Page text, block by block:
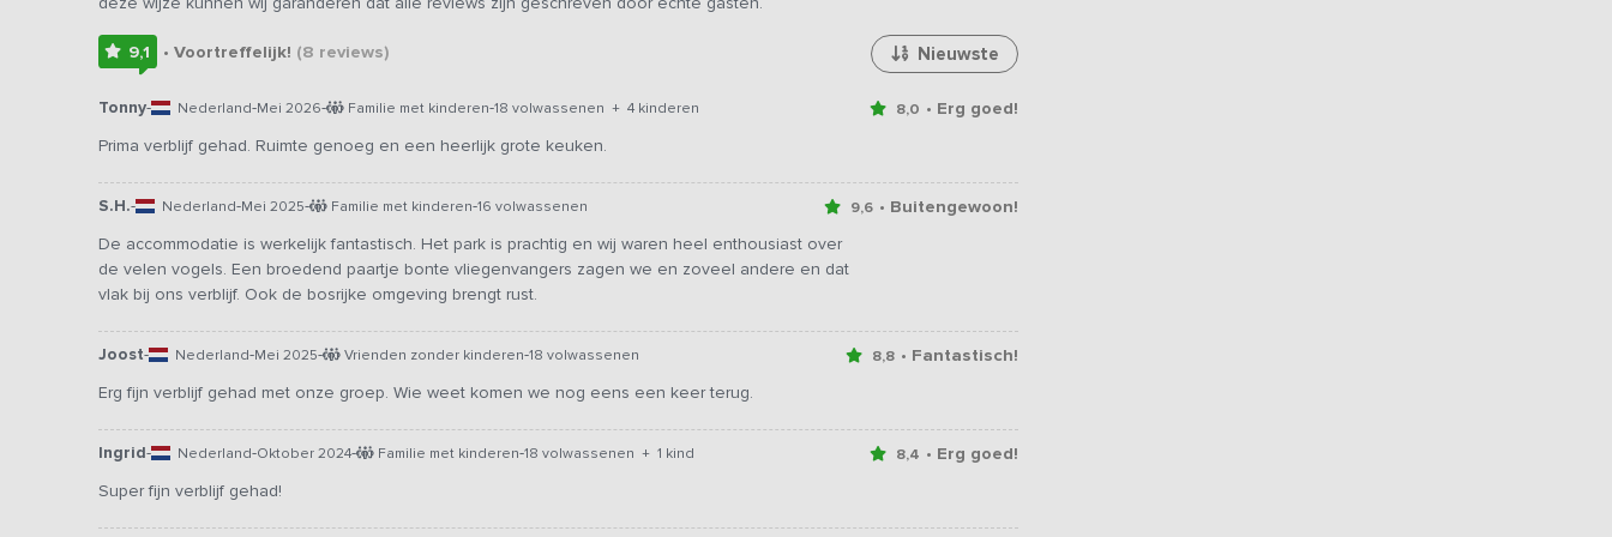
9,1 • Voortreffelijk! (8 reviews) Nieuwste
Tonny- Nederland-Mei 2026- Familie met kinderen-18 volwassenen + 4 kinderen 8,0 • Erg goed!
Prima verblijf gehad. Ruimte genoeg en een heerlijk grote keuken.
S.H.- Nederland-Mei 2025- Familie met kinderen-16 volwassenen 9,6 • Buitengewoon!
De accommodatie is werkelijk fantastisch. Het park is prachtig en wij waren heel enthousiast over
de velen vogels. Een broedend paartje bonte vliegenvangers zagen we en zoveel andere en dat
vlak bij ons verblijf. Ook de bosrijke omgeving brengt rust.
Joost- Nederland-Mei 2025- Vrienden zonder kinderen-18 volwassenen 8,8 • Fantastisch!
Erg fijn verblijf gehad met onze groep. Wie weet komen we nog eens een keer terug.
Ingrid- Nederland-Oktober 2024- Familie met kinderen-18 volwassenen + 1 kind 8,4 • Erg goed!
Super fijn verblijf gehad!